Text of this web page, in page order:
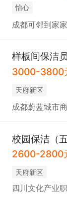
怡心
成都可邻到家
样板间保洁员
3000-3800
天府新区
成都蔚蓝城市
校园保洁（
2600-2800
天府新区
四川文化产业